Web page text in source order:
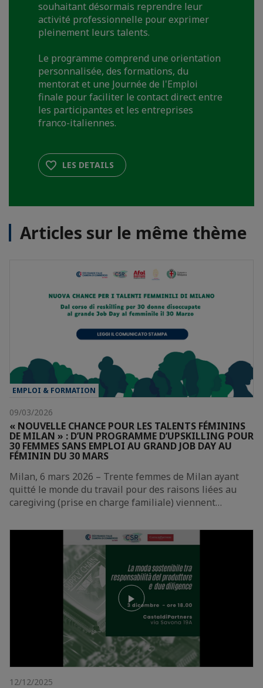
souhaitant désormais reprendre leur
activité professionnelle pour exprimer
pleinement leurs talents.
Le programme comprend une orientation
personnalisée, des formations, du
mentorat et une Journée de l'Emploi
finale pour faciliter le contact direct entre
les participantes et les entreprises
franco-italiennes.
LES DETAILS
Articles sur le même thème
EMPLOI & FORMATION
09/03/2026
« NOUVELLE CHANCE POUR LES TALENTS FÉMININS
DE MILAN » : D’UN PROGRAMME D’UPSKILLING POUR
30 FEMMES SANS EMPLOI AU GRAND JOB DAY AU
FÉMININ DU 30 MARS
Milan, 6 mars 2026 – Trente femmes de Milan ayant
quitté le monde du travail pour des raisons liées au
caregiving (prise en charge familiale) viennent…
12/12/2025